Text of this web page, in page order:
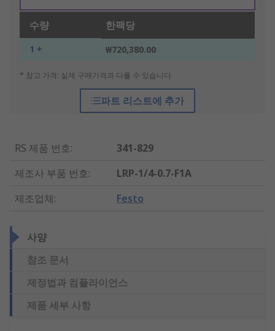
수량 한팩당
1 + ₩720,380.00
* 참고 가격: 실제 구매가격과 다를 수 있습니다
파트 리스트에 추가
RS 제품 번호:
341-829
제조사 부품 번호:
LRP-1/4-0.7-F1A
제조업체: Festo
사양
참조 문서
제정법과 컴플라이언스
제품 세부 사항